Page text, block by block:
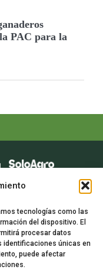
tecnologías como las
del dispositivo. El
procesar datos
identificaciones únicas en
puede afectar
PAC para la
La voz del sector